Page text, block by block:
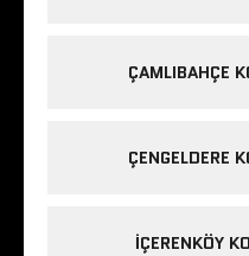
ÇAMLIBAHÇE
ÇENGELDERE
IÇERENKÖY